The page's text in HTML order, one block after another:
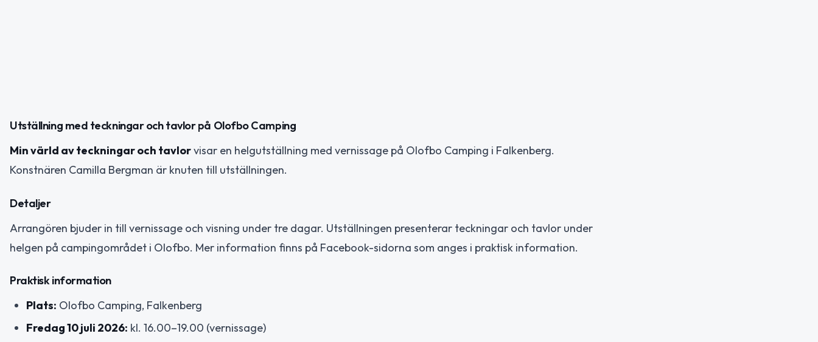
Utställning med teckningar och tavlor på Olofbo Camping
Min värld av teckningar och tavlorvisar en helgutställning med vernissage på Olofbo Camping i Falkenberg.
Konstnären Camilla Bergman är knuten till utställningen.
Detaljer
Arrangören bjuder in till vernissage och visning under tre dagar. Utställningen presenterar teckningar och tavlor under
helgen på campingområdet i Olofbo. Mer information finns på Facebook-sidorna som anges i praktisk information.
Praktisk information
Plats: Olofbo Camping, Falkenberg
Fredag 10 juli 2026: kl. 16.00–19.00 (vernissage)